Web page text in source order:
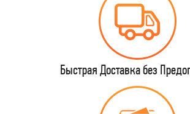
Быстрая Доставка без